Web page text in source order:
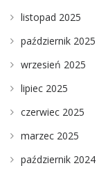
listopad 2025
październik 2025
wrzesień 2025
lipiec 2025
czerwiec 2025
marzec 2025
październik 2024